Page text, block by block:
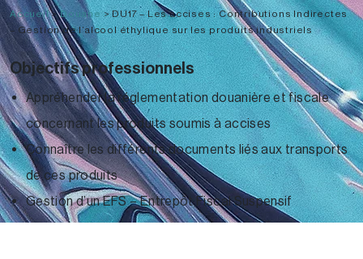
Accueil>Douane >DU17 – Les accises : Contributions Indirectes
– Gestion de l’alcool éthylique sur les produits industriels
Objectifs professionnels
Appréhender la réglementation douanière et fiscale
concernant les produits soumis à accises
Connaître les différents documents liés aux transports
de ces produits
Gestion d’un EFS – Entrepôt Fiscal Suspensif